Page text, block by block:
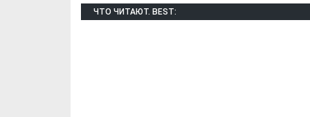
ЧТО ЧИТАЮТ. BEST:
из романа «1овда»)